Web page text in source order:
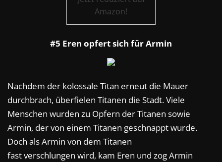
Amazon!
#5 Eren opfert sich für Armin
Nachdem der kolossale Titan erneut die Mauer
durchbrach, überfielen Titanen die Stadt. Viele
Menschen wurden zu Opfern der Titanen sowie
Armin, der von einem Titanen geschnappt wurde.
Doch als Armin von dem Titanen
fast verschlungen wird, kam Eren und zog Armin